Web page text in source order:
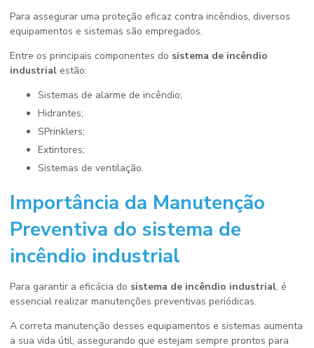
Para assegurar uma proteção eficaz contra incêndios, diversos
equipamentos e sistemas são empregados.
Entre os principais componentes do sistema de incêndio
industrial estão:
Sistemas de alarme de incêndio;
Hidrantes;
SPrinklers;
Extintores;
Sistemas de ventilação.
Importância da Manutenção
Preventiva do sistema de
incêndio industrial
Para garantir a eficácia do sistema de incêndio industrial, é
essencial realizar manutenções preventivas periódicas.
A correta manutenção desses equipamentos e sistemas aumenta
a sua vida útil, assegurando que estejam sempre prontos para